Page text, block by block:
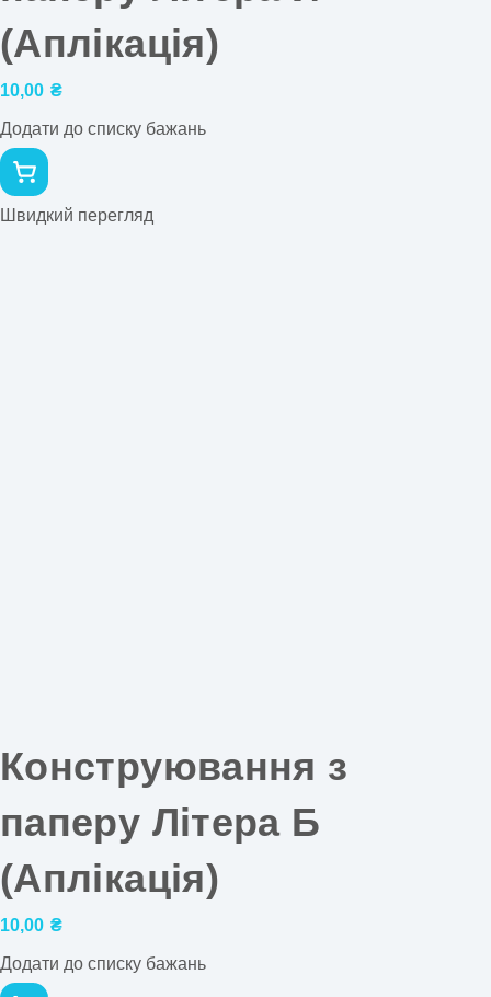
(Аплікація)
10,00 ₴
Додати до списку бажань
Швидкий перегляд
Конструювання з
паперу Літера Б
(Аплікація)
10,00 ₴
Додати до списку бажань